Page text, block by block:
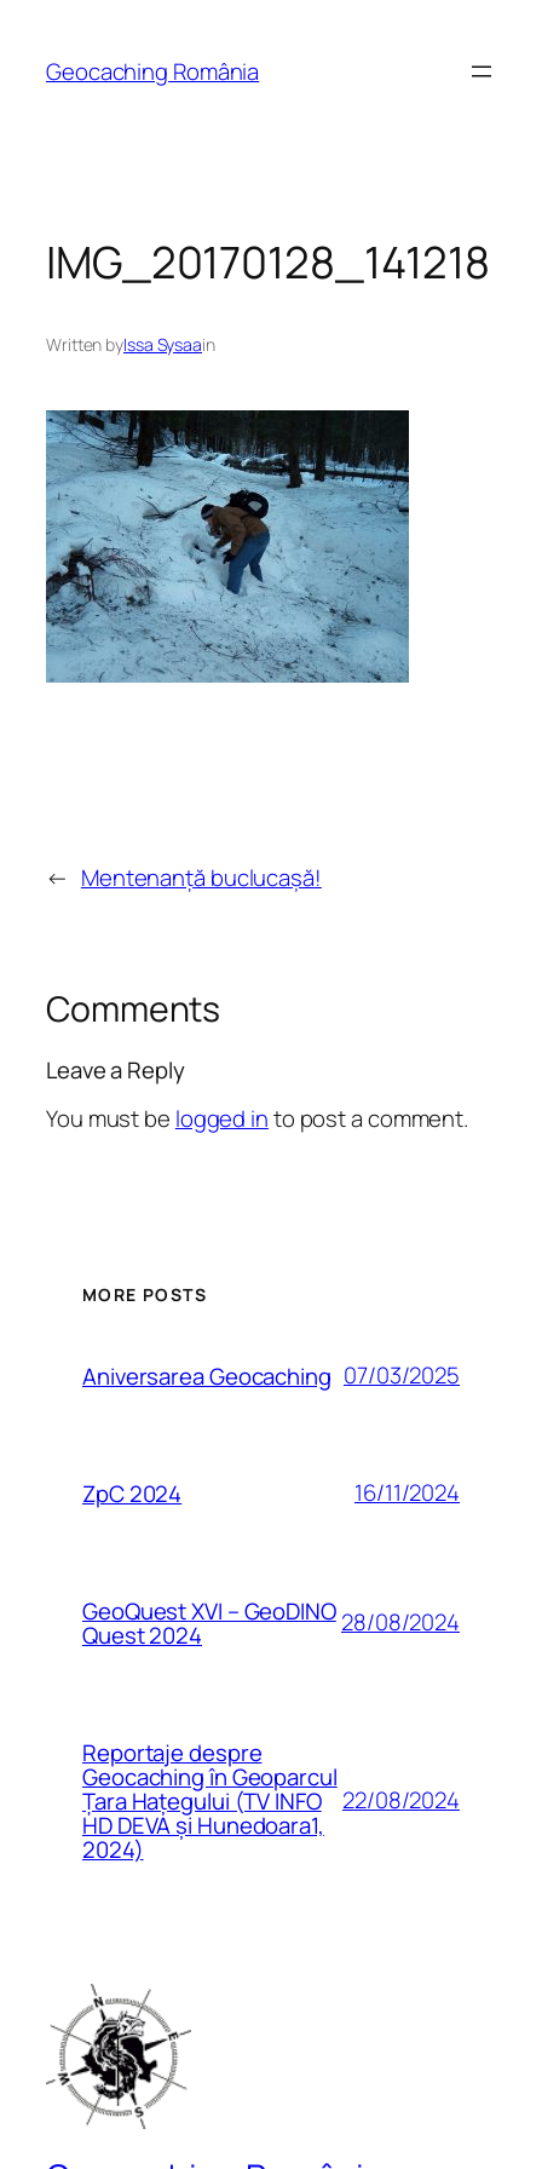
content
Geocaching România
IMG_20170128_141218
Written byIssa Sysaain
← Mentenanță buclucașă!
Comments
Leave a Reply
You must be logged into post a comment.
MORE POSTS
Aniversarea Geocaching 07/03/2025
ZpC 2024 16/11/2024
GeoQuest XVI – GeoDINO
Quest 2024 28/08/2024
Reportaje despre
Geocaching în Geoparcul
Țara Hațegului (TV INFO
HD DEVA și Hunedoara1,
2024)
22/08/2024